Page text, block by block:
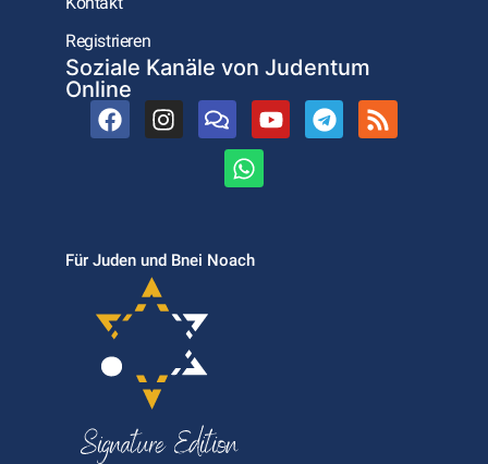
Registrieren
Soziale Kanäle von Judentum
Online
Für Juden und Bnei Noach